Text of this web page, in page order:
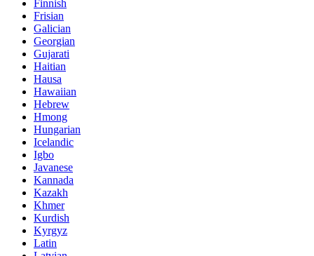
Finnish
Frisian
Galician
Georgian
Gujarati
Haitian
Hausa
Hawaiian
Hebrew
Hmong
Hungarian
Icelandic
Igbo
Javanese
Kannada
Kazakh
Khmer
Kurdish
Kyrgyz
Latin